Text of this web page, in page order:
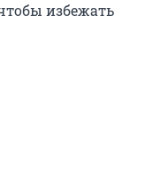
избежать